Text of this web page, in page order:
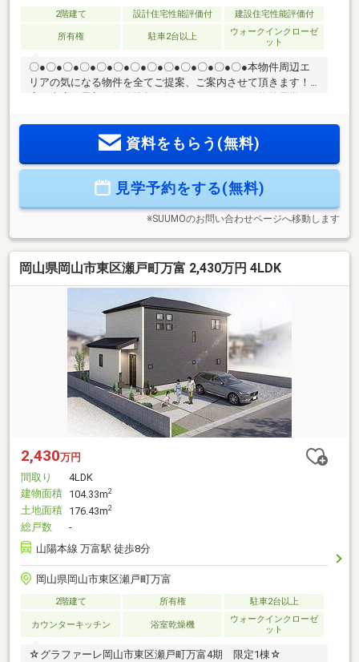
2階建て 設計住宅性能評価付 建設住宅性能評価付
所有権 駐車2台以上
ウォークインクローゼ
ット
〇●〇●〇●〇●〇●〇●〇●〇●〇●〇●〇●〇●〇●本物件周辺エ
リアの気になる物件を全てご提案、ご案内させて頂きます！
店頭来店で最新の物件情報を知りたい！まとめて物件見学が
からご予約下さい】〇●〇●〇●〇●〇●〇●〇●〇●〇●〇●〇●〇
●〇●●長期優良住宅認定・ZEH水準●耐震性・耐久性・断熱
●“地震に強い家”全棟採用のオリジナル工法「I.D.S工法」●安
心の地盤保障20年間●デザイン性と使いやすさのある水廻り設
資料をもらう(無料)
見学予約をする(無料)
※SUUMOのお問い合わせページへ移動します
岡山県岡山市東区瀬戸町万富 2,430万円 4LDK
2,430万円
間取り
4LDK
建物面積 104.33m2
土地面積 176.43m2
総戸数
-
山陽本線 万富駅 徒歩8分
岡山県岡山市東区瀬戸町万富
2階建て 所有権 駐車2台以上
カウンターキッチン 浴室乾燥機
ウォークインクローゼ
ット
☆グラファーレ岡山市東区瀬戸町万富4期 限定1棟☆